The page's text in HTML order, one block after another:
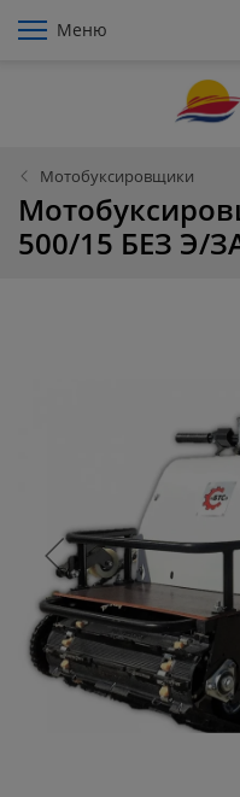
Меню
Мотобуксировщики
500/15 БЕЗ Э/